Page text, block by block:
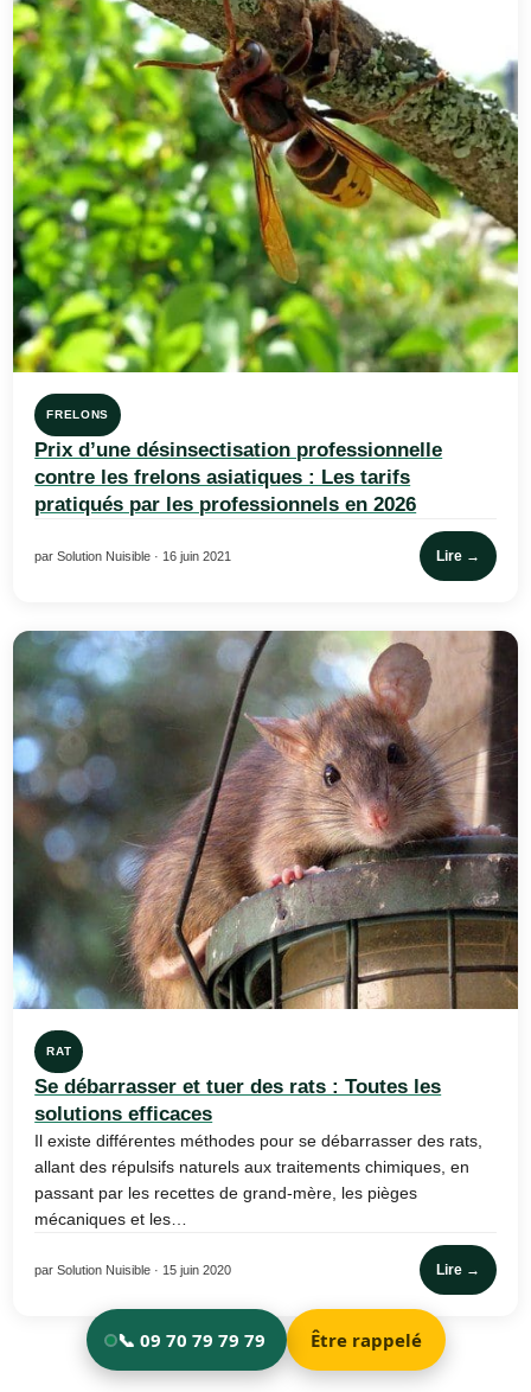
FRELONS
Prix d’une désinsectisation professionnelle
contre les frelons asiatiques : Les tarifs
pratiqués par les professionnels en 2026
par Solution Nuisible · 16 juin 2021 Lire →
RAT
Se débarrasser et tuer des rats : Toutes les
solutions efficaces
Il existe différentes méthodes pour se débarrasser des rats,
allant des répulsifs naturels aux traitements chimiques, en
passant par les recettes de grand-mère, les pièges
mécaniques et les…
par Solution Nuisible · 15 juin 2020 Lire →